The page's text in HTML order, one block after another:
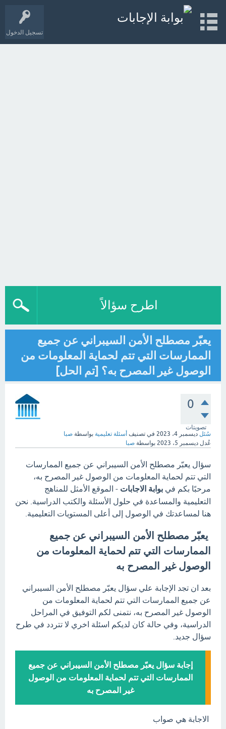
تسجيل الدخول
اطرح سؤالاً
يعبّر مصطلح الأمن السيبراني عن جميع
الممارسات التي تتم لحماية المعلومات من
الوصول غير المصرح به؟ [تم الحل]
0
تصويتات
سُئل ديسمبر 4، 2023 في تصنيف أسئلة تعليمية بواسطة صبا
عُدل ديسمبر 5، 2023 بواسطة صبا
سؤال يعبّر مصطلح الأمن السيبراني عن جميع الممارسات
التي تتم لحماية المعلومات من الوصول غير المصرح به،
مرحبًا بكم في بوابة الاجابات - الموقع الأمثل للمناهج
التعليمية والمساعدة في حلول الأسئلة والكتب الدراسية. نحن
هنا لمساعدتك في الوصول إلى أعلى المستويات التعليمية.
يعبّر مصطلح الأمن السيبراني عن جميع
الممارسات التي تتم لحماية المعلومات من
الوصول غير المصرح به
بعد ان تجد الإجابة علي سؤال يعبّر مصطلح الأمن السيبراني
عن جميع الممارسات التي تتم لحماية المعلومات من
الوصول غير المصرح به، نتمنى لكم التوفيق في المراحل
الدراسية، وفي حالة كان لديكم اسئلة اخري لا تتردد في طرح
سؤال جديد.
إجابة سؤال يعبّر مصطلح الأمن السيبراني عن جميع
الممارسات التي تتم لحماية المعلومات من الوصول
غير المصرح به
الاجابة هي صواب